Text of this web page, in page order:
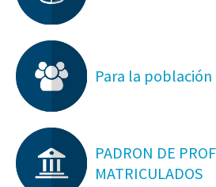
Para la población
PADRON DE
MATRICULADOS